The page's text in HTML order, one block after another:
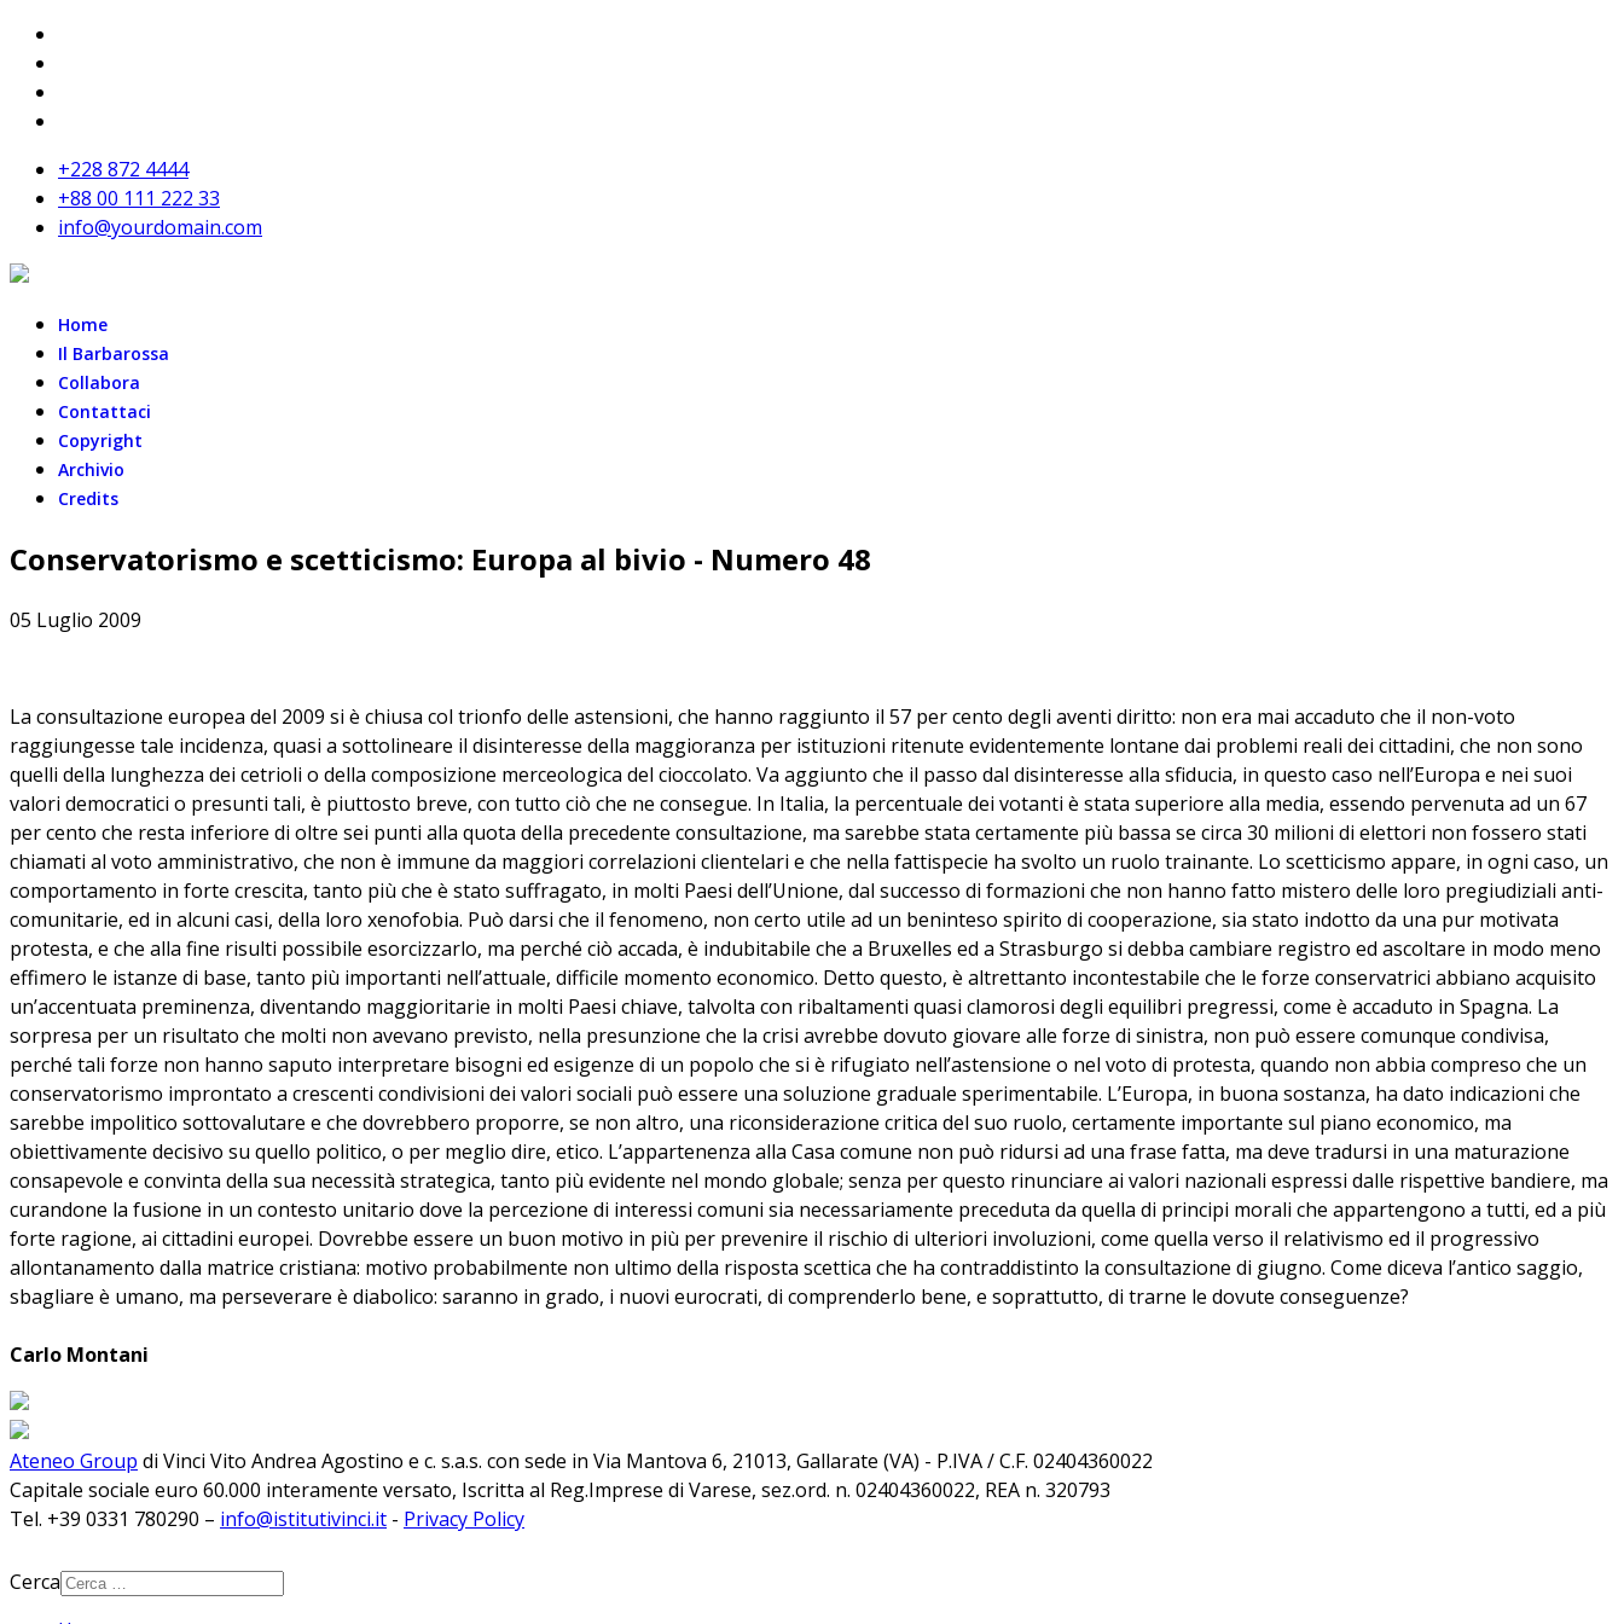
+228 872 4444
+88 00 111 222 33
info@yourdomain.com
Home
Il Barbarossa
Collabora
Contattaci
Copyright
Archivio
Credits
Conservatorismo e scetticismo: Europa al bivio - Numero 48
05 Luglio 2009
La consultazione europea del 2009 si è chiusa col trionfo delle astensioni, che hanno raggiunto il 57 per cento degli aventi diritto: non era mai accaduto che il non-voto
raggiungesse tale incidenza, quasi a sottolineare il disinteresse della maggioranza per istituzioni ritenute evidentemente lontane dai problemi reali dei cittadini, che non sono
quelli della lunghezza dei cetrioli o della composizione merceologica del cioccolato. Va aggiunto che il passo dal disinteresse alla sfiducia, in questo caso nell’Europa e nei suoi
valori democratici o presunti tali, è piuttosto breve, con tutto ciò che ne consegue. In Italia, la percentuale dei votanti è stata superiore alla media, essendo pervenuta ad un 67
per cento che resta inferiore di oltre sei punti alla quota della precedente consultazione, ma sarebbe stata certamente più bassa se circa 30 milioni di elettori non fossero stati
chiamati al voto amministrativo, che non è immune da maggiori correlazioni clientelari e che nella fattispecie ha svolto un ruolo trainante. Lo scetticismo appare, in ogni caso, un
comportamento in forte crescita, tanto più che è stato suffragato, in molti Paesi dell’Unione, dal successo di formazioni che non hanno fatto mistero delle loro pregiudiziali anti-
comunitarie, ed in alcuni casi, della loro xenofobia. Può darsi che il fenomeno, non certo utile ad un beninteso spirito di cooperazione, sia stato indotto da una pur motivata
protesta, e che alla fine risulti possibile esorcizzarlo, ma perché ciò accada, è indubitabile che a Bruxelles ed a Strasburgo si debba cambiare registro ed ascoltare in modo meno
effimero le istanze di base, tanto più importanti nell’attuale, difficile momento economico. Detto questo, è altrettanto incontestabile che le forze conservatrici abbiano acquisito
un’accentuata preminenza, diventando maggioritarie in molti Paesi chiave, talvolta con ribaltamenti quasi clamorosi degli equilibri pregressi, come è accaduto in Spagna. La
sorpresa per un risultato che molti non avevano previsto, nella presunzione che la crisi avrebbe dovuto giovare alle forze di sinistra, non può essere comunque condivisa,
perché tali forze non hanno saputo interpretare bisogni ed esigenze di un popolo che si è rifugiato nell’astensione o nel voto di protesta, quando non abbia compreso che un
conservatorismo improntato a crescenti condivisioni dei valori sociali può essere una soluzione graduale sperimentabile. L’Europa, in buona sostanza, ha dato indicazioni che
sarebbe impolitico sottovalutare e che dovrebbero proporre, se non altro, una riconsiderazione critica del suo ruolo, certamente importante sul piano economico, ma
obiettivamente decisivo su quello politico, o per meglio dire, etico. L’appartenenza alla Casa comune non può ridursi ad una frase fatta, ma deve tradursi in una maturazione
consapevole e convinta della sua necessità strategica, tanto più evidente nel mondo globale; senza per questo rinunciare ai valori nazionali espressi dalle rispettive bandiere, ma
curandone la fusione in un contesto unitario dove la percezione di interessi comuni sia necessariamente preceduta da quella di principi morali che appartengono a tutti, ed a più
forte ragione, ai cittadini europei. Dovrebbe essere un buon motivo in più per prevenire il rischio di ulteriori involuzioni, come quella verso il relativismo ed il progressivo
allontanamento dalla matrice cristiana: motivo probabilmente non ultimo della risposta scettica che ha contraddistinto la consultazione di giugno. Come diceva l’antico saggio,
sbagliare è umano, ma perseverare è diabolico: saranno in grado, i nuovi eurocrati, di comprenderlo bene, e soprattutto, di trarne le dovute conseguenze?
Carlo Montani
Ateneo Group di Vinci Vito Andrea Agostino e c. s.a.s. con sede in Via Mantova 6, 21013, Gallarate (VA) - P.IVA / C.F. 02404360022
Capitale sociale euro 60.000 interamente versato, Iscritta al Reg.Imprese di Varese, sez.ord. n. 02404360022, REA n. 320793
Tel. +39 0331 780290 – info@istitutivinci.it - Privacy Policy
Cerca